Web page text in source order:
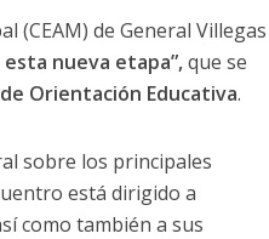
(CEAM) de General Villegas
nueva etapa”,que se
Orientación Educativa.
sobre los principales
está dirigido a
como también a sus